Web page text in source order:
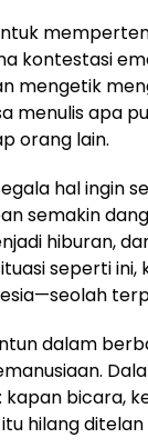
kontestasi
mengetik
menulis apa
orang lain.
hal ingin
semakin
hiburan,
seperti ini,
dalam
bicara,
hilang